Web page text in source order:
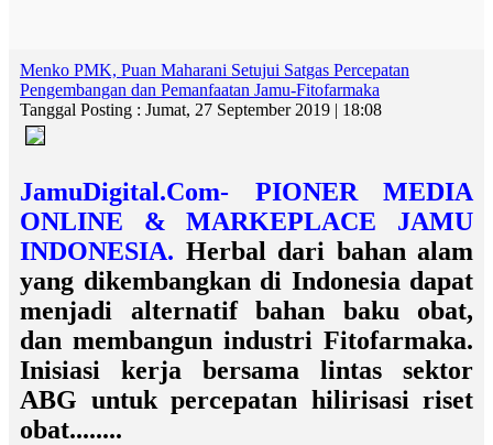
Menko PMK, Puan Maharani Setujui Satgas Percepatan
Pengembangan dan Pemanfaatan Jamu-Fitofarmaka
Tanggal Posting : Jumat, 27 September 2019 | 18:08
JamuDigital.Com- PIONER MEDIA
ONLINE & MARKEPLACE JAMU
INDONESIA. Herbal dari bahan alam
yang dikembangkan di Indonesia dapat
menjadi alternatif bahan baku obat,
dan membangun industri Fitofarmaka.
Inisiasi kerja bersama lintas sektor
ABG untuk percepatan hilirisasi riset
obat........